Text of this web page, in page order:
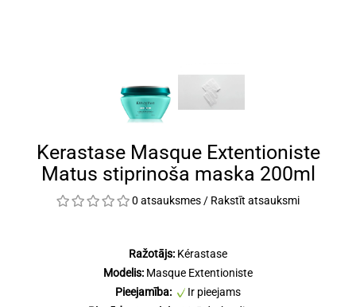
Kerastase Masque Extentioniste
Matus stiprinoša maska 200ml
0 atsauksmes / Rakstīt atsauksmi
Ražotājs: Kérastase
Modelis: Masque Extentioniste
Pieejamība:
Ir pieejams